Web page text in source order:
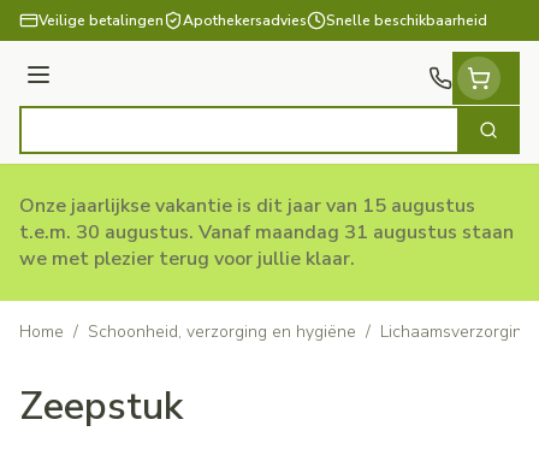
Ga naar de inhoud
Veilige betalingen Apothekersadvies Snelle beschikbaarheid
Menu
Zoek
Onze jaarlijkse vakantie is dit jaar van 15 augustus
t.e.m. 30 augustus. Vanaf maandag 31 augustus staan
we met plezier terug voor jullie klaar.
Home / Schoonheid, verzorging en hygiëne / Lichaamsverzorging
Zeepstuk